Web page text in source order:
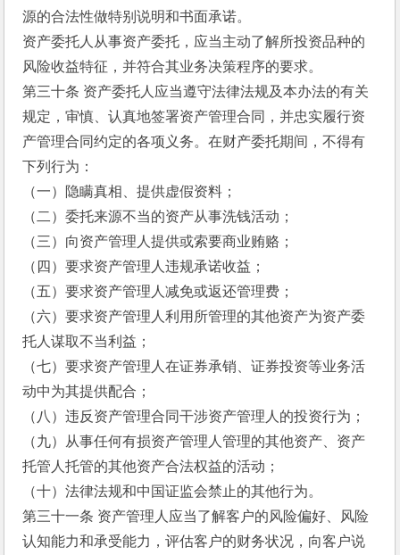
源的合法性做特别说明和书面承诺。
资产委托人从事资产委托，应当主动了解所投资品种的
风险收益特征，并符合其业务决策程序的要求。
第三十条 资产委托人应当遵守法律法规及本办法的有关
规定，审慎、认真地签署资产管理合同，并忠实履行资
产管理合同约定的各项义务。在财产委托期间，不得有
下列行为：
（一）隐瞒真相、提供虚假资料；
（二）委托来源不当的资产从事洗钱活动；
（三）向资产管理人提供或索要商业贿赂；
（四）要求资产管理人违规承诺收益；
（五）要求资产管理人减免或返还管理费；
（六）要求资产管理人利用所管理的其他资产为资产委
托人谋取不当利益；
（七）要求资产管理人在证券承销、证券投资等业务活
动中为其提供配合；
（八）违反资产管理合同干涉资产管理人的投资行为；
（九）从事任何有损资产管理人管理的其他资产、资产
托管人托管的其他资产合法权益的活动；
（十）法律法规和中国证监会禁止的其他行为。
第三十一条 资产管理人应当了解客户的风险偏好、风险
认知能力和承受能力，评估客户的财务状况，向客户说